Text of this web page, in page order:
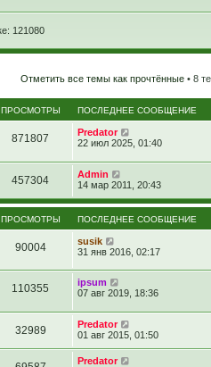
121080
Отметить все темы как прочтённые • 8
ПРОСМОТРЫ ПОСЛЕДНЕЕ СООБЩЕНИЕ
871807
Predator
22 июл 2025, 01:40
457304
Admin
14 мар 2011, 20:43
ПРОСМОТРЫ ПОСЛЕДНЕЕ СООБЩЕНИЕ
90004
susik
31 янв 2016, 02:17
110355
ipsum
07 авг 2019, 18:36
32989
Predator
01 авг 2015, 01:50
Predator